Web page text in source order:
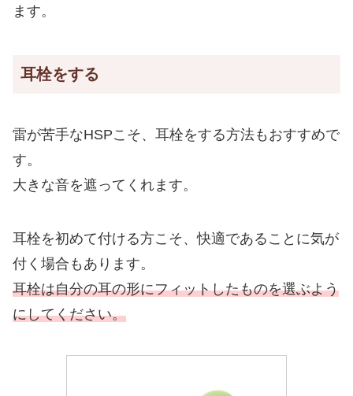
ます。
耳栓をする
雷が苦手なHSPこそ、耳栓をする方法もおすすめで
す。
大きな音を遮ってくれます。
耳栓を初めて付ける方こそ、快適であることに気が
付く場合もあります。
耳栓は自分の耳の形にフィットしたものを選ぶよう
にしてください。